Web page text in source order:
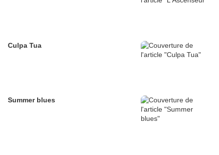
Culpa Tua
Summer blues